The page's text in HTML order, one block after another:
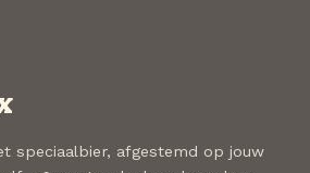
speciaalbier, afgestemd op jouw